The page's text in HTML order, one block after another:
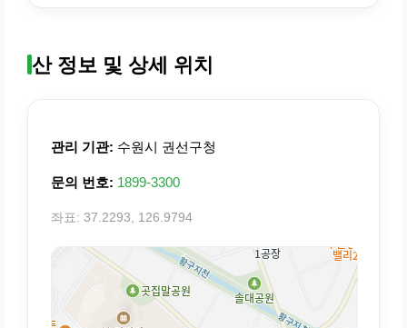
산 정보 및 상세 위치
관리 기관: 수원시 권선구청
문의 번호: 1899-3300
좌표: 37.2293, 126.9794